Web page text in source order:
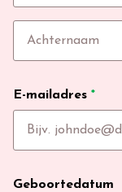
E-mailadres *
Geboortedatum